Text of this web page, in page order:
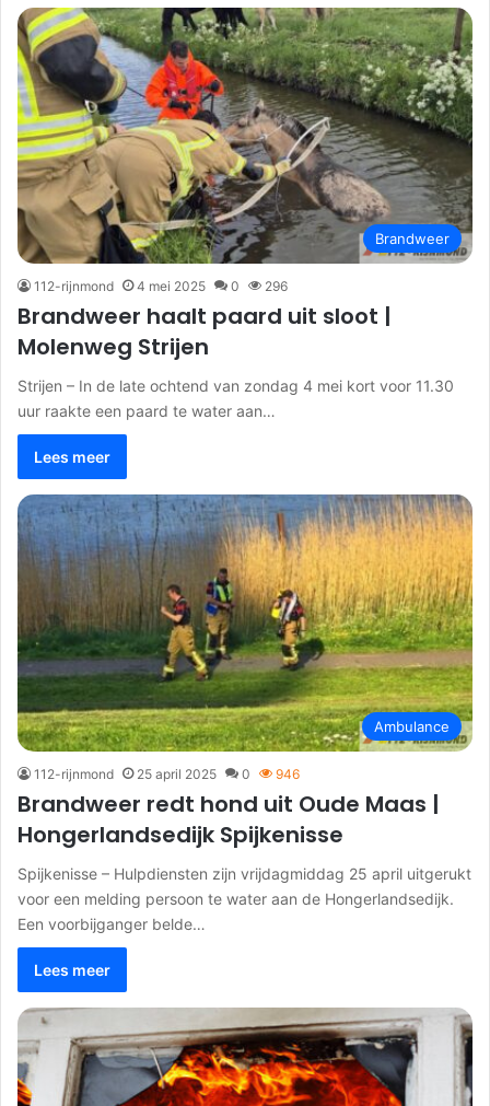
Brandweer
112-rijnmond 4 mei 2025 0 296
Brandweer haalt paard uit sloot |
Molenweg Strijen
Strijen – In de late ochtend van zondag 4 mei kort voor 11.30
uur raakte een paard te water aan…
Lees meer
Ambulance
112-rijnmond 25 april 2025 0 946
Brandweer redt hond uit Oude Maas |
Hongerlandsedijk Spijkenisse
Spijkenisse – Hulpdiensten zijn vrijdagmiddag 25 april uitgerukt
voor een melding persoon te water aan de Hongerlandsedijk.
Een voorbijganger belde…
Lees meer